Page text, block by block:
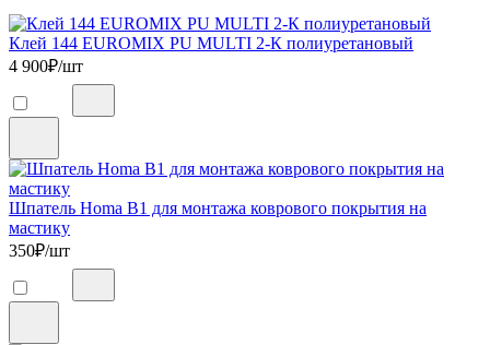
Клей 144 EUROMIX PU MULTI 2-К полиуретановый
4 900₽/шт
Шпатель Homa B1 для монтажа коврового покрытия на
мастику
350₽/шт